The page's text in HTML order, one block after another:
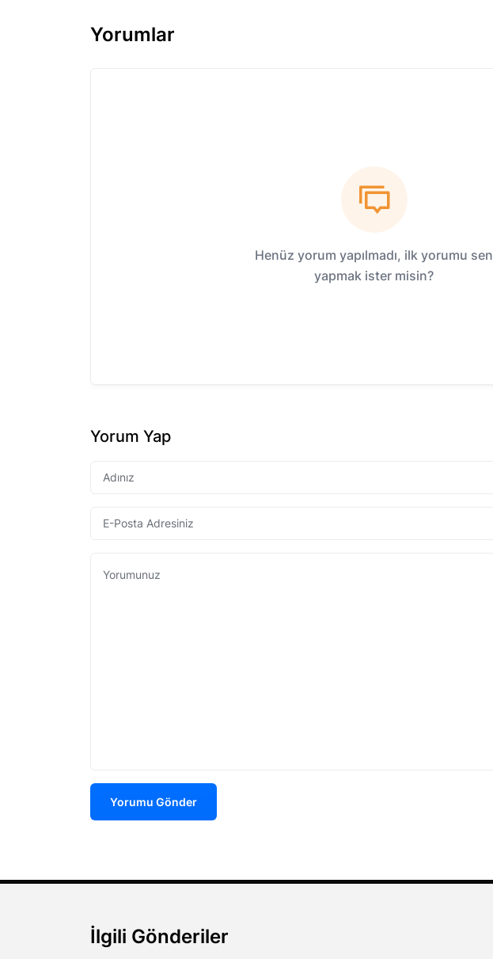
Yorumlar
Henüz yorum yapılmadı, ilk yorumu sen
yapmak ister misin?
Yorum Yap
Yorumu Gönder
İlgili Gönderiler